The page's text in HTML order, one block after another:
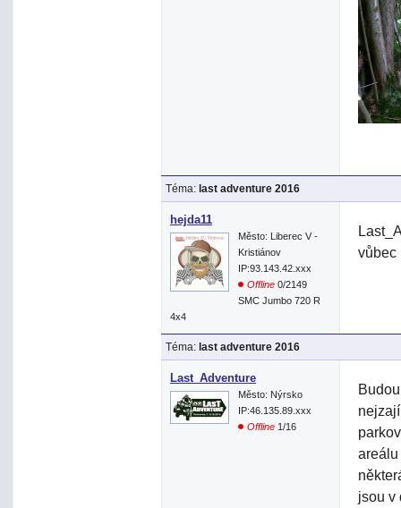
Téma: last adventure 2016
hejda11
Město: Liberec V -
Kristiánov
IP:93.143.42.xxx
Offline 0/2149
SMC Jumbo 720 R
4x4
vůbec
Téma: last adventure 2016
Last_Adventure
Město: Nýrsko
IP:46.135.89.xxx
Offline 1/16
areálu
jsou v